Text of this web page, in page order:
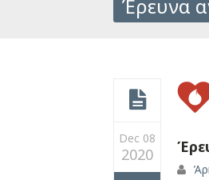
Έρευνα
Dec 08
2020